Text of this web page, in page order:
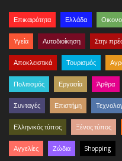
Επικαιρότητα Ελλάδα
Υγεία Αυτοδιοίκηση Στην
Αποκλειστικά Τουρισμός
Πολιτισμός Εργασία Άρθρα
Συνταγές Επιστήμη
Ελληνικός τύπος Ξένος τύπος
Αγγελίες Ζώδια Shopping